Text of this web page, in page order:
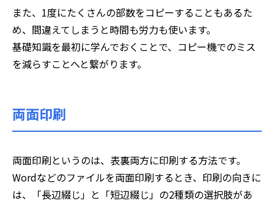
また、1度にたくさんの部数をコピーすることもあるた
め、間違えてしまうと時間も労力も使います。
基礎知識を最初に学んでおくことで、コピー機でのミス
を減らすことへと繋がります。
両面印刷
両面印刷というのは、表裏両方に印刷する方法です。
Wordなどのファイルを両面印刷するとき、印刷の向きに
は、「長辺綴じ」と「短辺綴じ」の2種類の選択肢があ